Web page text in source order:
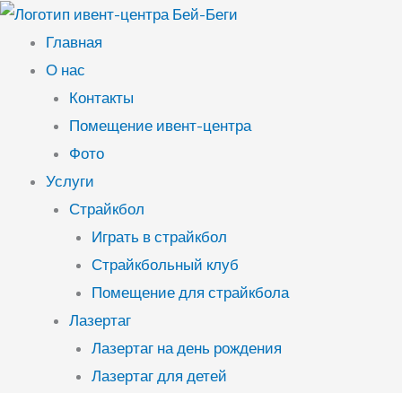
Перейти
содержимому
Главная
О нас
Контакты
Помещение ивент-центра
Фото
Услуги
Страйкбол
Играть в страйкбол
Страйкбольный клуб
Помещение для страйкбола
Лазертаг
Лазертаг на день рождения
Лазертаг для детей